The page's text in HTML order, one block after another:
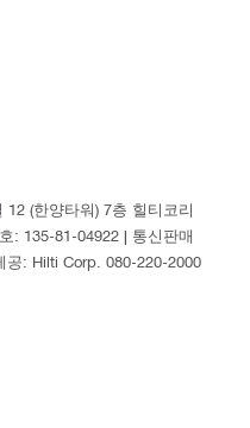
(한양타워) 7층 힐티코리
: 135-81-04922 | 통신판매
공: Hilti Corp. 080-220-2000